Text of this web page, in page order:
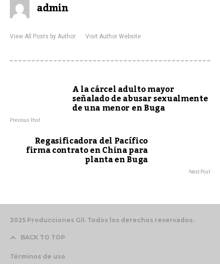
admin
View All Posts by Author Visit Author Website
A la cárcel adulto mayor
señalado de abusar sexualmente
de una menor en Buga
Previous Post
Regasificadora del Pacífico
firma contrato en China para
planta en Buga
Next Post
2025 Producciones Gil. Todos los derechos reservados.
BACK TO TOP
Términos de uso